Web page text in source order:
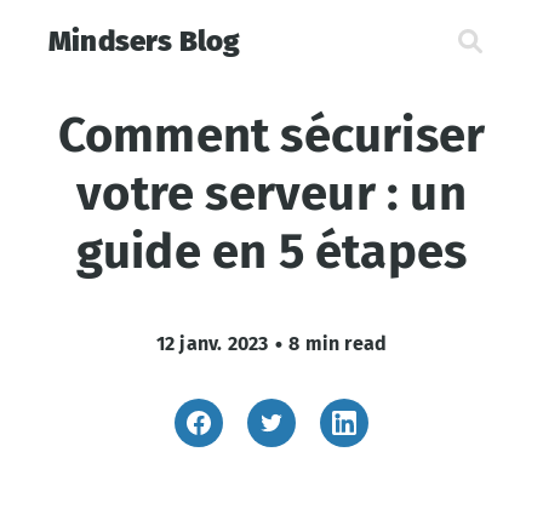
Mindsers Blog
Comment sécuriser
votre serveur : un
guide en 5 étapes
12 janv. 2023 • 8 min read